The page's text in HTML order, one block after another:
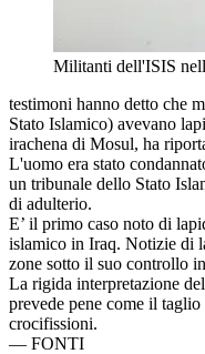
Militanti dell'ISIS
testimoni hanno detto che
Stato Islamico) avevano
irachena di Mosul, ha
L'uomo era stato
un tribunale dello Stato
di adulterio.
E’ il primo caso noto di
islamico in Iraq. Notizie di
zone sotto il suo controllo
La rigida interpretazione
prevede pene come il
crocifissioni.
— FONTI